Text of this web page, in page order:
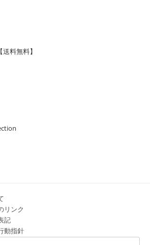
料無料】
リンク
記
動指針